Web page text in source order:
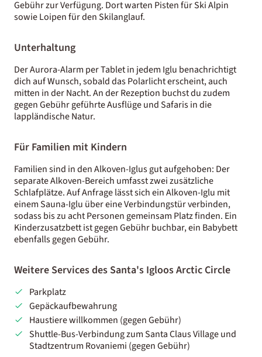
Gebühr zur Verfügung. Dort warten Pisten für Ski Alpin
sowie Loipen für den Skilanglauf.
Unterhaltung
Der Aurora-Alarm per Tablet in jedem Iglu benachrichtigt
dich auf Wunsch, sobald das Polarlicht erscheint, auch
mitten in der Nacht. An der Rezeption buchst du zudem
gegen Gebühr geführte Ausflüge und Safaris in die
lappländische Natur.
Für Familien mit Kindern
Familien sind in den Alkoven-Iglus gut aufgehoben: Der
separate Alkoven-Bereich umfasst zwei zusätzliche
Schlafplätze. Auf Anfrage lässt sich ein Alkoven-Iglu mit
einem Sauna-Iglu über eine Verbindungstür verbinden,
sodass bis zu acht Personen gemeinsam Platz finden. Ein
Kinderzusatzbett ist gegen Gebühr buchbar, ein Babybett
ebenfalls gegen Gebühr.
Weitere Services des Santa's Igloos Arctic Circle
Parkplatz
Gepäckaufbewahrung
Haustiere willkommen (gegen Gebühr)
Shuttle-Bus-Verbindung zum Santa Claus Village und
Stadtzentrum Rovaniemi (gegen Gebühr)